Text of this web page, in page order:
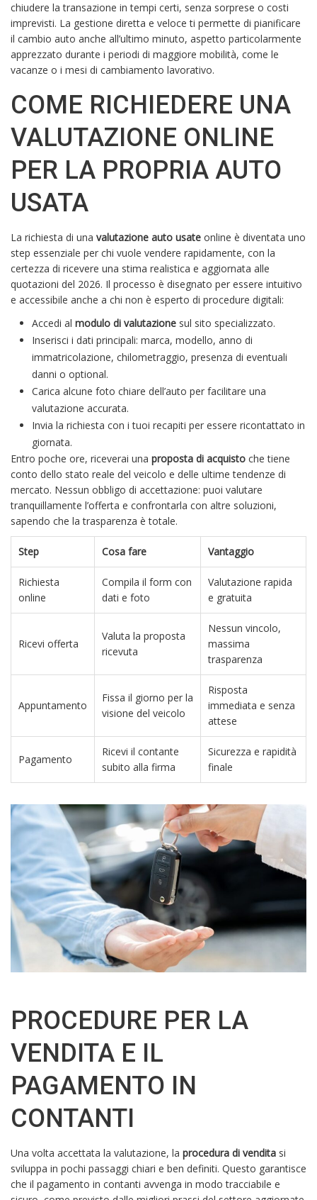
chiudere la transazione in tempi certi, senza sorprese o costi
imprevisti. La gestione diretta e veloce ti permette di pianificare
il cambio auto anche all’ultimo minuto, aspetto particolarmente
apprezzato durante i periodi di maggiore mobilità, come le
vacanze o i mesi di cambiamento lavorativo.
COME RICHIEDERE UNA
VALUTAZIONE ONLINE
PER LA PROPRIA AUTO
USATA
La richiesta di una valutazione auto usate online è diventata uno
step essenziale per chi vuole vendere rapidamente, con la
certezza di ricevere una stima realistica e aggiornata alle
quotazioni del 2026. Il processo è disegnato per essere intuitivo
e accessibile anche a chi non è esperto di procedure digitali:
Accedi al modulo di valutazione sul sito specializzato.
Inserisci i dati principali: marca, modello, anno di
immatricolazione, chilometraggio, presenza di eventuali
danni o optional.
Carica alcune foto chiare dell’auto per facilitare una
valutazione accurata.
Invia la richiesta con i tuoi recapiti per essere ricontattato in
giornata.
Entro poche ore, riceverai una proposta di acquisto che tiene
conto dello stato reale del veicolo e delle ultime tendenze di
mercato. Nessun obbligo di accettazione: puoi valutare
tranquillamente l’offerta e confrontarla con altre soluzioni,
sapendo che la trasparenza è totale.
Step Cosa fare Vantaggio
Richiesta
online
Compila il form con
dati e foto
Valutazione rapida
e gratuita
Ricevi offerta
Valuta la proposta
ricevuta
Nessun vincolo,
massima
trasparenza
Appuntamento
Fissa il giorno per la
visione del veicolo
Risposta
immediata e senza
attese
Pagamento
Ricevi il contante
subito alla firma
Sicurezza e rapidità
finale
PROCEDURE PER LA
VENDITA E IL
PAGAMENTO IN
CONTANTI
Una volta accettata la valutazione, la procedura di vendita si
sviluppa in pochi passaggi chiari e ben definiti. Questo garantisce
che il pagamento in contanti avvenga in modo tracciabile e